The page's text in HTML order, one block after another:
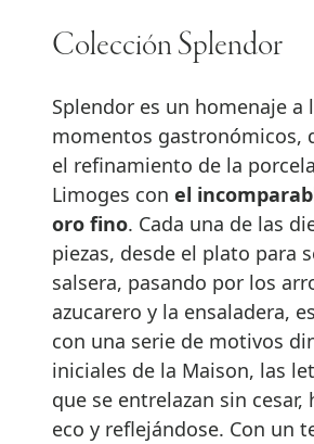
Colección Splendor
Splendor es un homenaje a
momentos gastronómicos,
el refinamiento de la
Limoges con el
oro fino. Cada una de las
piezas, desde el plato para
salsera, pasando por los
azucarero y la ensaladera,
con una serie de motivos
iniciales de la Maison, las
que se entrelazan sin cesar,
eco y reflejándose. Con un